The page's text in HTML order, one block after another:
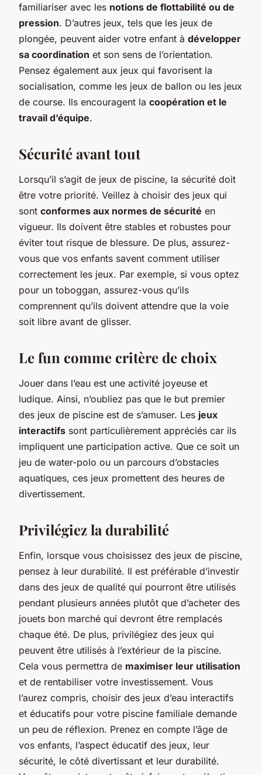
familiariser avec les notions de flottabilité ou de
pression. D’autres jeux, tels que les jeux de
plongée, peuvent aider votre enfant à développer
sa coordination et son sens de l’orientation.
Pensez également aux jeux qui favorisent la
socialisation, comme les jeux de ballon ou les jeux
de course. Ils encouragent la coopération et le
travail d’équipe.
Sécurité avant tout
Lorsqu’il s’agit de jeux de piscine, la sécurité doit
être votre priorité. Veillez à choisir des jeux qui
sont conformes aux normes de sécurité en
vigueur. Ils doivent être stables et robustes pour
éviter tout risque de blessure. De plus, assurez-
vous que vos enfants savent comment utiliser
correctement les jeux. Par exemple, si vous optez
pour un toboggan, assurez-vous qu’ils
comprennent qu’ils doivent attendre que la voie
soit libre avant de glisser.
Le fun comme critère de choix
Jouer dans l’eau est une activité joyeuse et
ludique. Ainsi, n’oubliez pas que le but premier
des jeux de piscine est de s’amuser. Les jeux
interactifs sont particulièrement appréciés car ils
impliquent une participation active. Que ce soit un
jeu de water-polo ou un parcours d’obstacles
aquatiques, ces jeux promettent des heures de
divertissement.
Privilégiez la durabilité
Enfin, lorsque vous choisissez des jeux de piscine,
pensez à leur durabilité. Il est préférable d’investir
dans des jeux de qualité qui pourront être utilisés
pendant plusieurs années plutôt que d’acheter des
jouets bon marché qui devront être remplacés
chaque été. De plus, privilégiez des jeux qui
peuvent être utilisés à l’extérieur de la piscine.
Cela vous permettra de maximiser leur utilisation
et de rentabiliser votre investissement. Vous
l’aurez compris, choisir des jeux d’eau interactifs
et éducatifs pour votre piscine familiale demande
un peu de réflexion. Prenez en compte l’âge de
vos enfants, l’aspect éducatif des jeux, leur
sécurité, le côté divertissant et leur durabilité.